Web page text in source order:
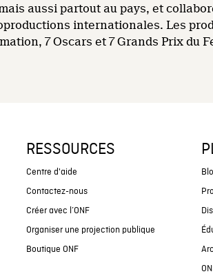
aussi partout au pays, et
internationales. Les
7 Oscars et 7 Grands Prix du
RESSOURCES
Centre d'aide
Contactez-nous
Créer avec l’ONF
Organiser une projection publique
Boutique ONF